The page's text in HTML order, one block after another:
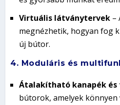
Virtuális látványtervek –
megnézhetik, hogyan fog
új bútor.
4. Moduláris és
Átalakítható kanapék
bútorok, amelyek